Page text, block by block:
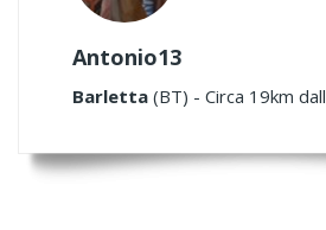
Antonio13
Barletta (BT) - Circa 19km